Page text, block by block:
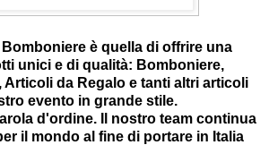
è quella di offrire una
unici e di qualità: Bomboniere,
da Regalo e tanti altri articoli
evento in grande stile.
d'ordine. Il nostro team continua
il mondo al fine di portare in Italia